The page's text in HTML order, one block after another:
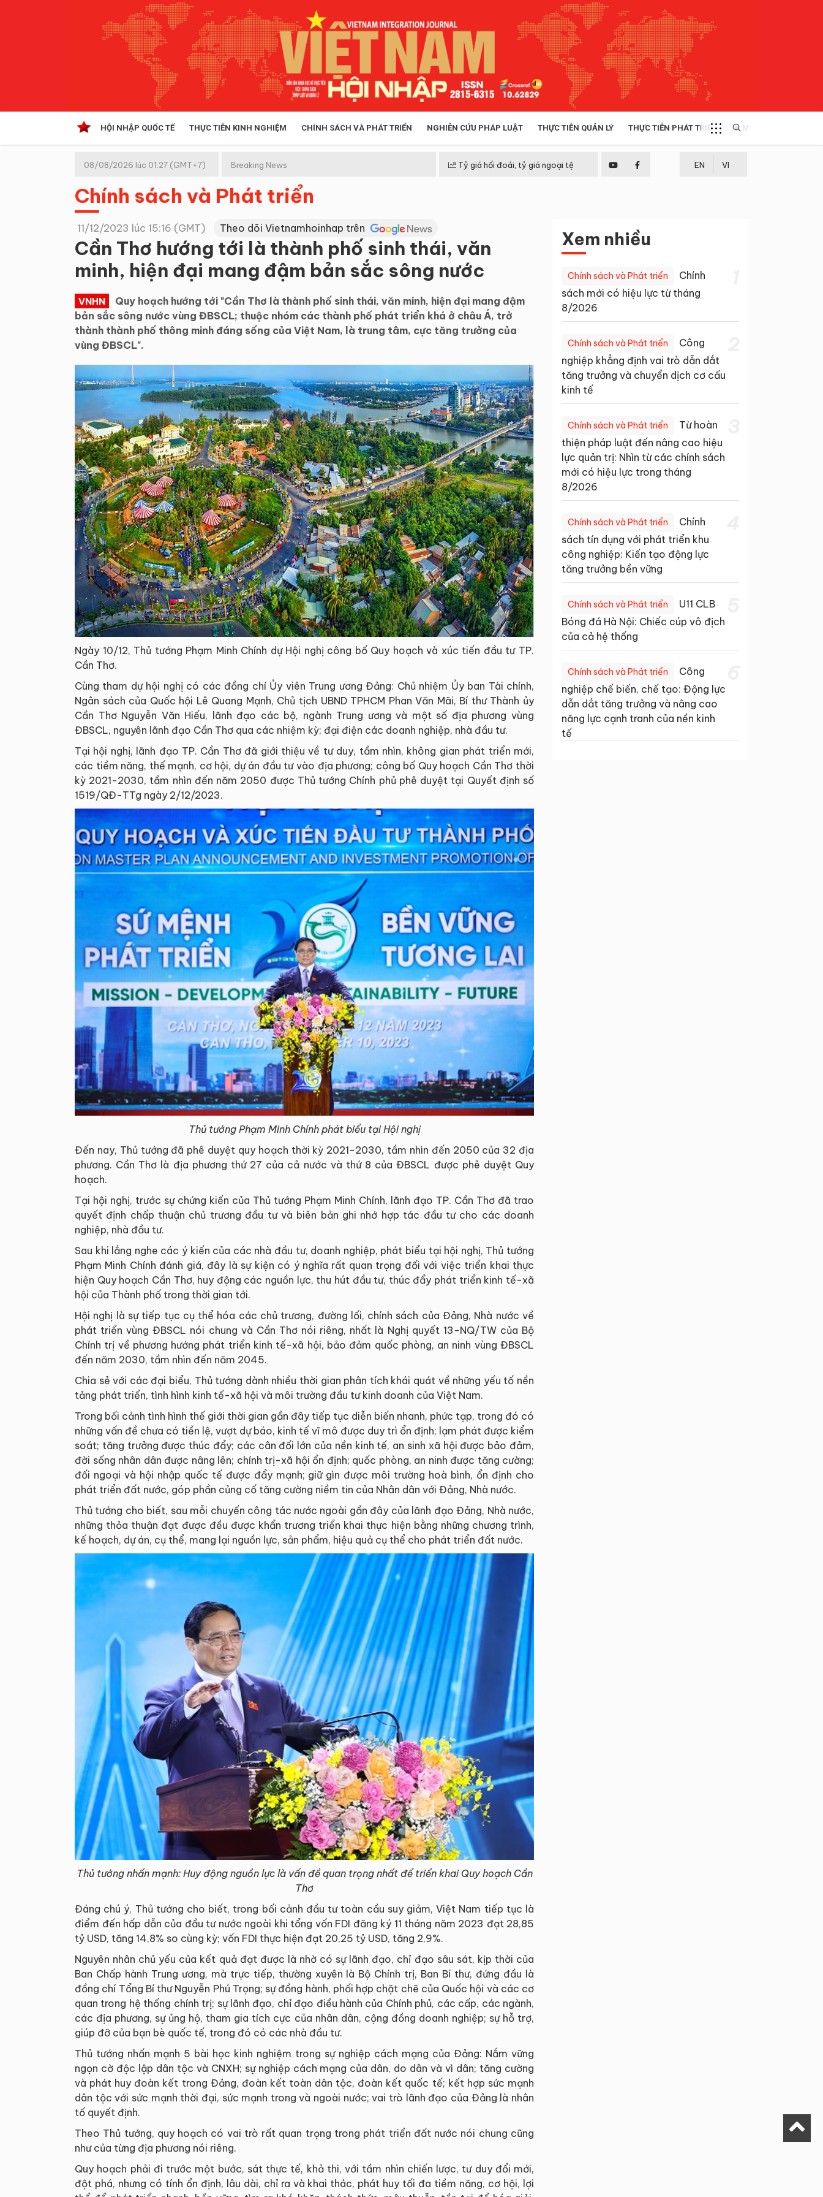
HỘI NHẬP QUỐC TẾ THỰC TIỄN KINH NGHIỆM CHÍNH SÁCH VÀ PHÁT TRIỂN NGHIÊN CỨU PHÁP LUẬT THỰC TIỄN QUẢN LÝ THỰC TIỄN PHÁT TRIỂN MULTIMEDIA
Kinh tế hội nhập
Doanh nghiệp
08/08/2026 lúc 01:27 (GMT+7) Breaking News Tỷ giá hối đoái, tỷ giá ngoại tệ EN VI
Chính sách và Phát triển
11/12/2023 lúc 15:16 (GMT) Theo dõi Vietnamhoinhap trên
Cần Thơ hướng tới là thành phố sinh thái, văn
minh, hiện đại mang đậm bản sắc sông nước
VNHN
Quy hoạch hướng tới "Cần Thơ là thành phố sinh thái, văn minh, hiện đại mang đậm
bản sắc sông nước vùng ĐBSCL; thuộc nhóm các thành phố phát triển khá ở châu Á, trở
thành thành phố thông minh đáng sống của Việt Nam, là trung tâm, cực tăng trưởng của
vùng ĐBSCL".
Ngày 10/12, Thủ tướng Phạm Minh Chính dự Hội nghị công bố Quy hoạch và xúc tiến đầu tư TP.
Cần Thơ.
Cùng tham dự hội nghị có các đồng chí Ủy viên Trung ương Đảng: Chủ nhiệm Ủy ban Tài chính,
Ngân sách của Quốc hội Lê Quang Mạnh, Chủ tịch UBND TPHCM Phan Văn Mãi, Bí thư Thành ủy
Cần Thơ Nguyễn Văn Hiếu, lãnh đạo các bộ, ngành Trung ương và một số địa phương vùng
ĐBSCL, nguyên lãnh đạo Cần Thơ qua các nhiệm kỳ; đại điện các doanh nghiệp, nhà đầu tư.
Tại hội nghị, lãnh đạo TP. Cần Thơ đã giới thiệu về tư duy, tầm nhìn, không gian phát triển mới,
các tiềm năng, thế mạnh, cơ hội, dự án đầu tư vào địa phương; công bố Quy hoạch Cần Thơ thời
kỳ 2021-2030, tầm nhìn đến năm 2050 được Thủ tướng Chính phủ phê duyệt tại Quyết định số
1519/QĐ-TTg ngày 2/12/2023.
Thủ tướng Phạm Minh Chính phát biểu tại Hội nghị
Đến nay, Thủ tướng đã phê duyệt quy hoạch thời kỳ 2021-2030, tầm nhìn đến 2050 của 32 địa
phương. Cần Thơ là địa phương thứ 27 của cả nước và thứ 8 của ĐBSCL được phê duyệt Quy
hoạch.
Tại hội nghị, trước sự chứng kiến của Thủ tướng Phạm Minh Chính, lãnh đạo TP. Cần Thơ đã trao
quyết định chấp thuận chủ trương đầu tư và biên bản ghi nhớ hợp tác đầu tư cho các doanh
nghiệp, nhà đầu tư.
Sau khi lắng nghe các ý kiến của các nhà đầu tư, doanh nghiệp, phát biểu tại hội nghị, Thủ tướng
Phạm Minh Chính đánh giá, đây là sự kiện có ý nghĩa rất quan trọng đối với việc triển khai thực
hiện Quy hoạch Cần Thơ, huy động các nguồn lực, thu hút đầu tư, thúc đẩy phát triển kinh tế-xã
hội của Thành phố trong thời gian tới.
Hội nghị là sự tiếp tục cụ thể hóa các chủ trương, đường lối, chính sách của Đảng, Nhà nước về
phát triển vùng ĐBSCL nói chung và Cần Thơ nói riêng, nhất là Nghị quyết 13-NQ/TW của Bộ
Chính trị về phương hướng phát triển kinh tế-xã hội, bảo đảm quốc phòng, an ninh vùng ĐBSCL
đến năm 2030, tầm nhìn đến năm 2045.
Chia sẻ với các đại biểu, Thủ tướng dành nhiều thời gian phân tích khái quát về những yếu tố nền
tảng phát triển, tình hình kinh tế-xã hội và môi trường đầu tư kinh doanh của Việt Nam.
Trong bối cảnh tình hình thế giới thời gian gần đây tiếp tục diễn biến nhanh, phức tạp, trong đó có
những vấn đề chưa có tiền lệ, vượt dự báo, kinh tế vĩ mô được duy trì ổn định; lạm phát được kiểm
soát; tăng trưởng được thúc đẩy; các cân đối lớn của nền kinh tế, an sinh xã hội được bảo đảm,
đời sống nhân dân được nâng lên; chính trị-xã hội ổn định; quốc phòng, an ninh được tăng cường;
đối ngoại và hội nhập quốc tế được đẩy mạnh; giữ gìn được môi trường hoà bình, ổn định cho
phát triển đất nước, góp phần củng cố tăng cường niềm tin của Nhân dân với Đảng, Nhà nước.
Thủ tướng cho biết, sau mỗi chuyến công tác nước ngoài gần đây của lãnh đạo Đảng, Nhà nước,
những thỏa thuận đạt được đều được khẩn trương triển khai thực hiện bằng những chương trình,
kế hoạch, dự án, cụ thể, mang lại nguồn lực, sản phẩm, hiệu quả cụ thể cho phát triển đất nước.
Thủ tướng nhấn mạnh: Huy động nguồn lực là vấn đề quan trọng nhất để triển khai Quy hoạch Cần
Thơ
Đáng chú ý, Thủ tướng cho biết, trong bối cảnh đầu tư toàn cầu suy giảm, Việt Nam tiếp tục là
điểm đến hấp dẫn của đầu tư nước ngoài khi tổng vốn FDI đăng ký 11 tháng năm 2023 đạt 28,85
tỷ USD, tăng 14,8% so cùng kỳ; vốn FDI thực hiện đạt 20,25 tỷ USD, tăng 2,9%.
Nguyên nhân chủ yếu của kết quả đạt được là nhờ có sự lãnh đạo, chỉ đạo sâu sát, kịp thời của
Ban Chấp hành Trung ương, mà trực tiếp, thường xuyên là Bộ Chính trị, Ban Bí thư, đứng đầu là
đồng chí Tổng Bí thư Nguyễn Phú Trọng; sự đồng hành, phối hợp chặt chẽ của Quốc hội và các cơ
quan trong hệ thống chính trị; sự lãnh đạo, chỉ đạo điều hành của Chính phủ, các cấp, các ngành,
các địa phương, sự ủng hộ, tham gia tích cực của nhân dân, cộng đồng doanh nghiệp; sự hỗ trợ,
giúp đỡ của bạn bè quốc tế, trong đó có các nhà đầu tư.
Thủ tướng nhấn mạnh 5 bài học kinh nghiệm trong sự nghiệp cách mạng của Đảng: Nắm vững
ngọn cờ độc lập dân tộc và CNXH; sự nghiệp cách mạng của dân, do dân và vì dân; tăng cường
và phát huy đoàn kết trong Đảng, đoàn kết toàn dân tộc, đoàn kết quốc tế; kết hợp sức mạnh
dân tộc với sức mạnh thời đại, sức mạnh trong và ngoài nước; vai trò lãnh đạo của Đảng là nhân
tố quyết định.
Theo Thủ tướng, quy hoạch có vai trò rất quan trọng trong phát triển đất nước nói chung cũng
như của từng địa phương nói riêng.
Quy hoạch phải đi trước một bước, sát thực tế, khả thi, với tầm nhìn chiến lược, tư duy đổi mới,
đột phá, nhưng có tính ổn định, lâu dài, chỉ ra và khai thác, phát huy tối đa tiềm năng, cơ hội, lợi
Xem nhiều
Chính sách và Phát triển
Chính
sách mới có hiệu lực từ tháng
8/2026
Chính sách và Phát triển
Công
nghiệp khẳng định vai trò dẫn dắt
tăng trưởng và chuyển dịch cơ cấu
kinh tế
Chính sách và Phát triển
Từ hoàn
thiện pháp luật đến nâng cao hiệu
lực quản trị: Nhìn từ các chính sách
mới có hiệu lực trong tháng
8/2026
Chính sách và Phát triển
Chính
sách tín dụng với phát triển khu
công nghiệp: Kiến tạo động lực
tăng trưởng bền vững
Chính sách và Phát triển
U11 CLB
Bóng đá Hà Nội: Chiếc cúp vô địch
của cả hệ thống
Chính sách và Phát triển
Công
nghiệp chế biến, chế tạo: Động lực
dẫn dắt tăng trưởng và nâng cao
năng lực cạnh tranh của nền kinh
tế